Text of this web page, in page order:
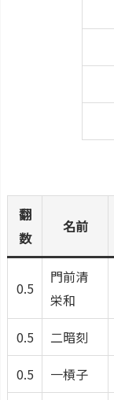
翻
数
名前
0.5
門前清
栄和
0.5
二暗刻
0.5
一槓子